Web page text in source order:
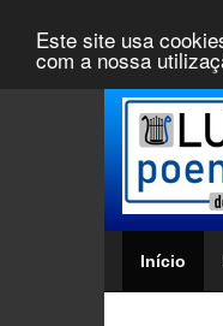
Este site usa
com a nossa
Início